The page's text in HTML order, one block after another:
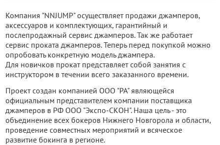
Компания "NNJUMP" осуществляет продажи джамперов,
аксессуаров и комплектующих, гарантийный и
послепродажный сервис джамперов. Так же работает
сервис проката джамперов. Теперь перед покупкой можно
опробовать конкретную модель джампера.
Для новичков прокат представляет собой занятия с
инструктором в течении всего заказанного времени.
Проект создан компанией ООО "РА" являющейся
официальным представителем компании поставщика
джамперов в РФ ООО "Экспо-СКОН". Наша цель - это
объединение всех бокеров Нижнего Новгорола и области,
проведение совместных мероприятий и всяческое
развитие бокинга в регионе.